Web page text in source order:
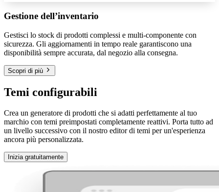
Gestione dell’inventario
Gestisci lo stock di prodotti complessi e multi-componente con
sicurezza. Gli aggiornamenti in tempo reale garantiscono una
disponibilità sempre accurata, dal negozio alla consegna.
Scopri di più
Temi configurabili
Crea un generatore di prodotti che si adatti perfettamente al tuo
marchio con temi preimpostati completamente reattivi. Porta tutto ad
un livello successivo con il nostro editor di temi per un'esperienza
ancora più personalizzata.
Inizia gratuitamente